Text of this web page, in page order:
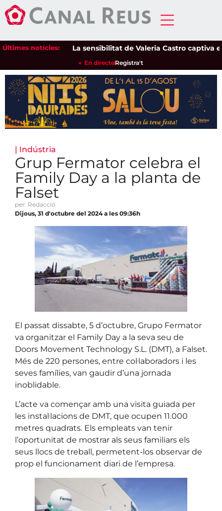
Últimes notícies:La sensibilitat de Valeria Castro captiva el
En directeRegistra't
| Indústria
Grup Fermator celebra el
Family Day a la planta de
Falset
per: Redacció
Dijous, 31 d'octubre del 2024 a les 09:36h
El passat dissabte, 5 d’octubre, Grupo Fermator
va organitzar el Family Day a la seva seu de
Doors Movement Technology S.L. (DMT), a Falset.
Més de 220 persones, entre col·laboradors i les
seves famílies, van gaudir d’una jornada
inoblidable.
L’acte va començar amb una visita guiada per
les instal·lacions de DMT, que ocupen 11.000
metres quadrats. Els empleats van tenir
l’oportunitat de mostrar als seus familiars els
seus llocs de treball, permetent-los observar de
prop el funcionament diari de l’empresa.